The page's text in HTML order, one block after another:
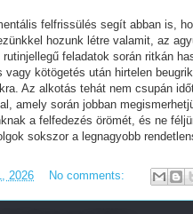
felfrissülés segít abban is,
hozunk létre valamit, az
rutinjellegű feladatok során ritkán
vagy kötögetés után hirtelen
Az alkotás tehát nem csupán
amely során jobban
a felfedezés örömét, és ne
sokszor a legnagyobb
2026 No comments: